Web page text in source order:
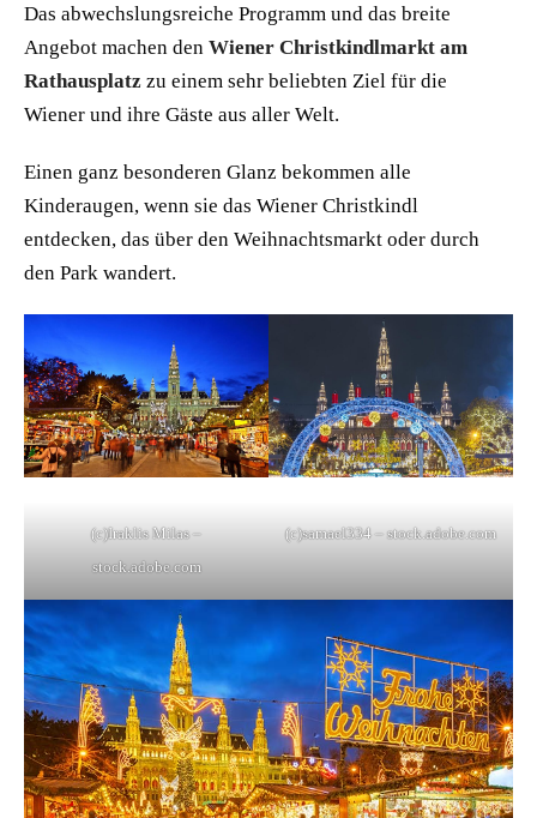
Das abwechslungsreiche Programm und das breite
Angebot machen den Wiener Christkindlmarkt am
Rathausplatz zu einem sehr beliebten Ziel für die
Wiener und ihre Gäste aus aller Welt.
Einen ganz besonderen Glanz bekommen alle
Kinderaugen, wenn sie das Wiener Christkindl
entdecken, das über den Weihnachtsmarkt oder durch
den Park wandert.
(c)Iraklis Milas –
stock.adobe.com
(c)samael334 – stock.adobe.com